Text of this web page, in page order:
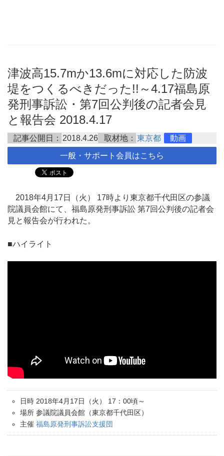
津波高15.7mか13.6mに対応した防波
堤をつくるべきだった!!～4.17福島原
発刑事訴訟・第7回公判後の記者会見
と報告会 2018.4.17
記事公開日： 2018.4.26 取材地： 東京都 動画
一般・サポート会員はこちら
2018年4月17日（火） 17時より東京都千代田区の参議
院議員会館にて、福島原発刑事訴訟 第7回公判後の記者会
見と報告会が行われた。
■ハイライト
日時 2018年4月17日（火） 17：00頃～
場所 参議院議員会館（東京都千代田区）
主催 福島原発刑事訴訟支援団